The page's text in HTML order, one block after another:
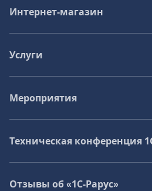
Интернет-магазин
Услуги
Мероприятия
Техническая конференция
Отзывы об «1С-Рарус»